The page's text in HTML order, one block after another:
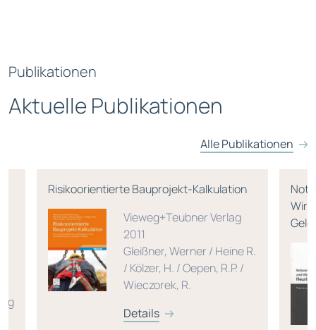
Publikationen
Aktuelle Publikationen
Alle Publikationen
Risikoorientierte Bauprojekt-Kalkulation
Vieweg+Teubner Verlag
2011
Gleißner, Werner / Heine R.
/ Kölzer, H. / Oepen, R.P. /
Wieczorek, R.
Details